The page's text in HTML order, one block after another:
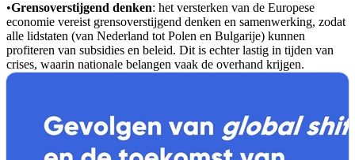
•Grensoverstijgend denken: het versterken van de Europese
economie vereist grensoverstijgend denken en samenwerking, zodat
alle lidstaten (van Nederland tot Polen en Bulgarije) kunnen
profiteren van subsidies en beleid. Dit is echter lastig in tijden van
crises, waarin nationale belangen vaak de overhand krijgen.